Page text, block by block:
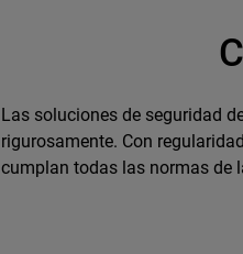
Las soluciones de seguridad
rigurosamente. Con
cumplan todas las normas de